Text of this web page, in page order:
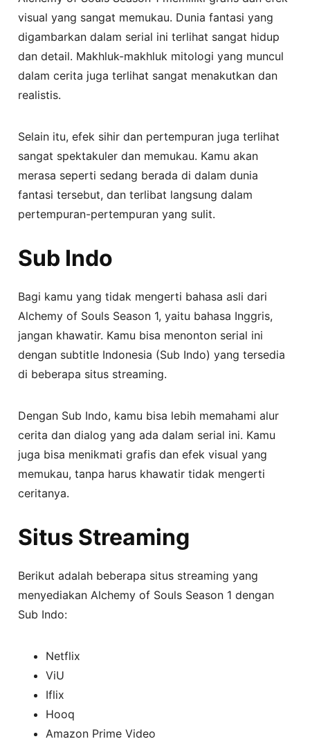
visual yang sangat memukau. Dunia fantasi yang
digambarkan dalam serial ini terlihat sangat hidup
dan detail. Makhluk-makhluk mitologi yang muncul
dalam cerita juga terlihat sangat menakutkan dan
realistis.
Selain itu, efek sihir dan pertempuran juga terlihat
sangat spektakuler dan memukau. Kamu akan
merasa seperti sedang berada di dalam dunia
fantasi tersebut, dan terlibat langsung dalam
pertempuran-pertempuran yang sulit.
Sub Indo
Bagi kamu yang tidak mengerti bahasa asli dari
Alchemy of Souls Season 1, yaitu bahasa Inggris,
jangan khawatir. Kamu bisa menonton serial ini
dengan subtitle Indonesia (Sub Indo) yang tersedia
di beberapa situs streaming.
Dengan Sub Indo, kamu bisa lebih memahami alur
cerita dan dialog yang ada dalam serial ini. Kamu
juga bisa menikmati grafis dan efek visual yang
memukau, tanpa harus khawatir tidak mengerti
ceritanya.
Situs Streaming
Berikut adalah beberapa situs streaming yang
menyediakan Alchemy of Souls Season 1 dengan
Sub Indo:
Netflix
ViU
Iflix
Hooq
Amazon Prime Video